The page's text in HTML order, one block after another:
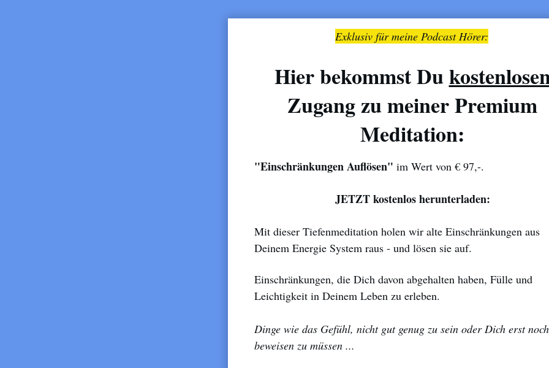
Exklusiv für meine Podcast Hörer:
Hier bekommst Du
Zugang zu meiner Premium
Meditation:
"Einschränkungen Auflösen" im Wert von € 97,-.
JETZT kostenlos herunterladen:
Mit dieser Tiefenmeditation holen wir alte Einschränkungen aus
Deinem Energie System raus - und lösen sie auf.
Einschränkungen, die Dich davon abgehalten haben, Fülle und
Leichtigkeit in Deinem Leben zu erleben.
Dinge wie das Gefühl, nicht gut genug zu sein oder Dich erst noch
beweisen zu müssen ...